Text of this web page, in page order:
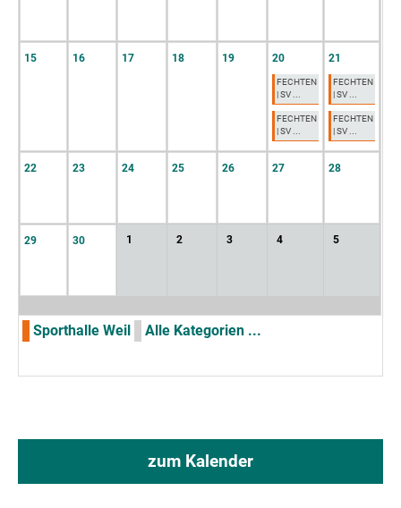
15 16 17 18 19 20
FECHTEN
| SV ...
FECHTEN
| SV ...
21
FECHTEN
| SV ...
FECHTEN
| SV ...
22 23 24 25 26 27 28
29 30 1 2 3 4 5
Sporthalle Weil Alle Kategorien ...
zum Kalender